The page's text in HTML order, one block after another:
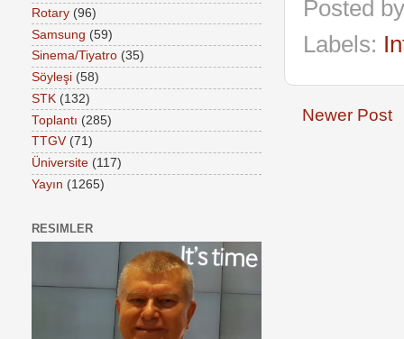
Posted
Labels:
Newer Post
Rotary (96)
Samsung (59)
Sinema/Tiyatro (35)
Söyleşi (58)
STK (132)
Toplantı (285)
TTGV (71)
Üniversite (117)
Yayın (1265)
RESIMLER